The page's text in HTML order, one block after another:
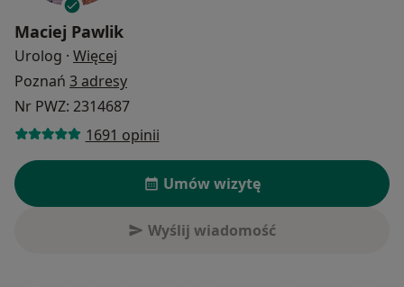
Maciej Pawlik
Urolog · Więcej
Poznań 3 adresy
Nr PWZ: 2314687
1691 opinii
Umów wizytę
Wyślij wiadomość